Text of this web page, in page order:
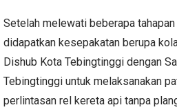
Setelah melewati beberapa
didapatkan kesepakatan berupa
Dishub Kota Tebingtinggi dengan
Tebingtinggi untuk melaksanakan
perlintasan rel kereta api tanpa